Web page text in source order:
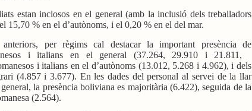
estan inclosos en el general (amb la inclusió dels treballadors
15,70 % en el d’autònoms, i el 0,20 % en el del mar.
anteriors, per règims cal destacar la important presència de
i italians en el general (37.264, 29.910 i 21.811,
i italians en el d’autònoms (13.012, 5.268 i 4.962), i dels
(4.857 i 3.677). En les dades del personal al servei de la llar
la presència boliviana es majoritària (6.422), seguida de la
(2.564).